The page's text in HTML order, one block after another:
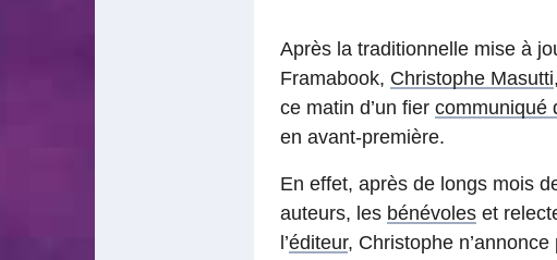
Après la traditionnelle mise à
Framabook, Christophe Masutti
ce matin d’un fier communiqué
en avant-première.
En effet, après de longs mois
auteurs, les bénévoleset
l’éditeur, Christophe